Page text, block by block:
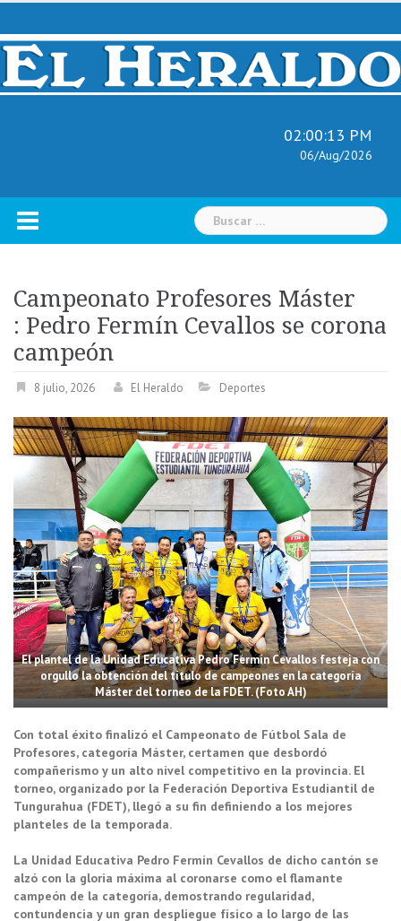
Skip
content
02:00:14 PM
06/Aug/2026
Buscar:
Campeonato Profesores Máster
: Pedro Fermín Cevallos se corona
campeón
8 julio, 2026 El Heraldo Deportes
El plantel de la Unidad Educativa Pedro Fermín Cevallos festeja con
orgullo la obtención del título de campeones en la categoría
Máster del torneo de la FDET. (Foto AH)
Con total éxito finalizó el Campeonato de Fútbol Sala de
Profesores, categoría Máster, certamen que desbordó
compañerismo y un alto nivel competitivo en la provincia. El
torneo, organizado por la Federación Deportiva Estudiantil de
Tungurahua (FDET), llegó a su fin definiendo a los mejores
planteles de la temporada.
La Unidad Educativa Pedro Fermín Cevallos de dicho cantón se
alzó con la gloria máxima al coronarse como el flamante
campeón de la categoría, demostrando regularidad,
contundencia y un gran despliegue físico a lo largo de las